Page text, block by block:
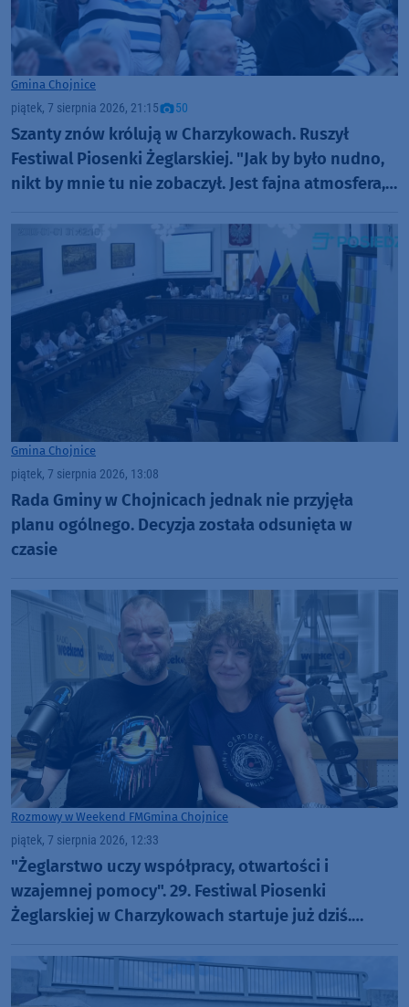
Gmina Chojnice
piątek, 7 sierpnia 2026, 21:15 50
Szanty znów królują w Charzykowach. Ruszył
Festiwal Piosenki Żeglarskiej. "Jak by było nudno,
nikt by mnie tu nie zobaczył. Jest fajna atmosfera,
Gmina Chojnice
piątek, 7 sierpnia 2026, 13:08
Rada Gminy w Chojnicach jednak nie przyjęła
planu ogólnego. Decyzja została odsunięta w
czasie
Rozmowy w Weekend FMGmina Chojnice
piątek, 7 sierpnia 2026, 12:33
"Żeglarstwo uczy współpracy, otwartości i
wzajemnej pomocy". 29. Festiwal Piosenki
Żeglarskiej w Charzykowach startuje już dziś.